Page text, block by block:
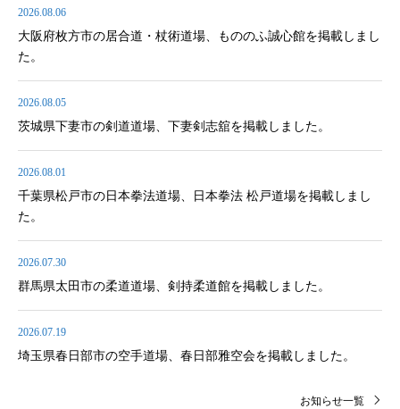
2026.08.06
大阪府枚方市の居合道・杖術道場、もののふ誠心館を掲載しまし
た。
2026.08.05
茨城県下妻市の剣道道場、下妻剣志舘を掲載しました。
2026.08.01
千葉県松戸市の日本拳法道場、日本拳法 松戸道場を掲載しまし
た。
2026.07.30
群馬県太田市の柔道道場、剣持柔道館を掲載しました。
2026.07.19
埼玉県春日部市の空手道場、春日部雅空会を掲載しました。
お知らせ一覧